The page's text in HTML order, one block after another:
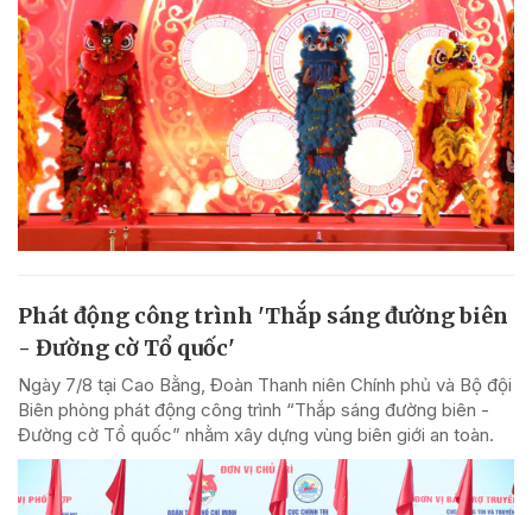
Phát động công trình 'Thắp sáng đường biên
- Đường cờ Tổ quốc'
Ngày 7/8 tại Cao Bằng, Đoàn Thanh niên Chính phủ và Bộ đội
Biên phòng phát động công trình “Thắp sáng đường biên -
Đường cờ Tổ quốc” nhằm xây dựng vùng biên giới an toàn.